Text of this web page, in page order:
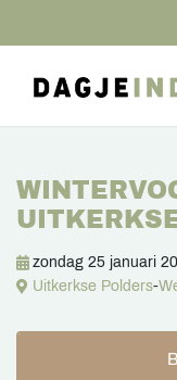
zondag 25 januari
Uitkerkse Polders-